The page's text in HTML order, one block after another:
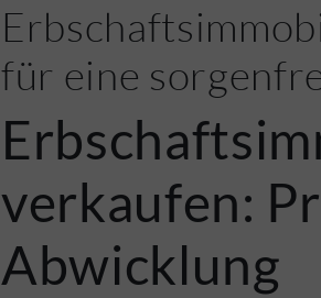
für eine
verkaufen:
Abwicklung